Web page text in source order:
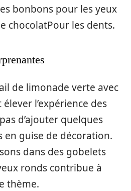
bonbons pour les yeux
chocolatPour les dents.
de limonade verte avec
l’expérience des
d’ajouter quelques
en guise de décoration.
dans des gobelets
ronds contribue à
thème.